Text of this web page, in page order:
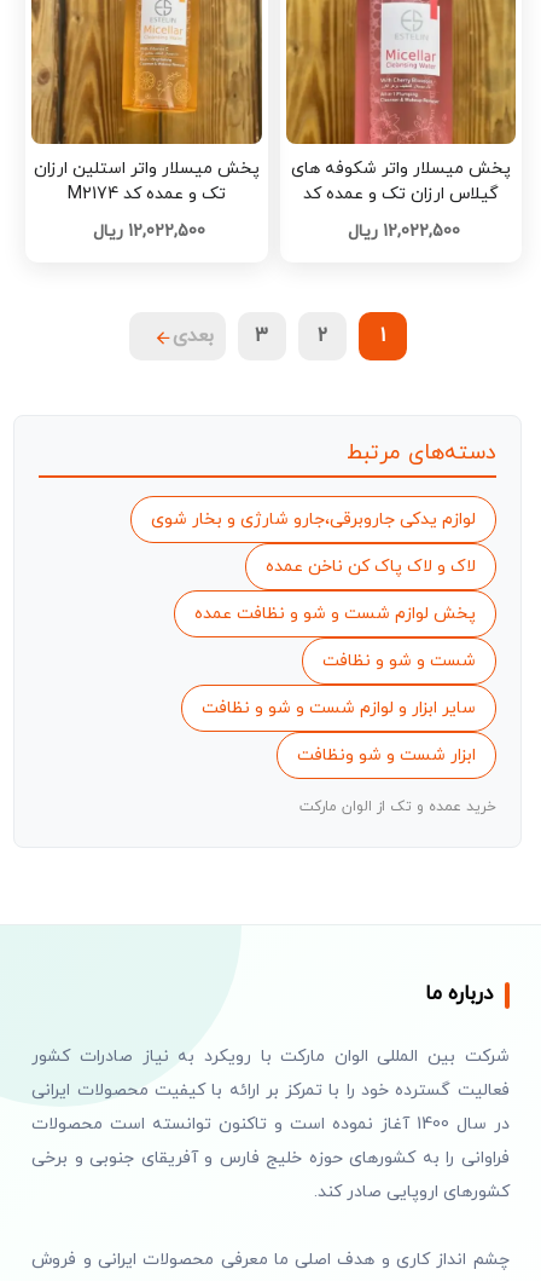
پخش میسلار واتر شکوفه های
گیلاس ارزان تک و عمده کد
M2176
12,022,500 ریال
پخش میسلار واتر استلین ارزان
تک و عمده کد M2174
12,022,500 ریال
1
2
3 بعدی
دسته‌های مرتبط
لوازم یدکی جاروبرقی،جارو شارژی و بخار شوی
لاک و لاک پاک کن ناخن عمده
پخش لوازم شست و شو و نظافت عمده
شست و شو و نظافت
سایر ابزار و لوازم شست و شو و نظافت
ابزار شست و شو ونظافت
خرید عمده و تک از الوان مارکت
درباره ما
شرکت بین المللی الوان مارکت با رویکرد به نیاز صادرات کشور
فعالیت گسترده خود را با تمرکز بر ارائه با کیفیت محصولات ایرانی
در سال 1400 آغاز نموده است و تاکنون توانسته است محصولات
فراوانی را به کشورهای حوزه خلیج فارس و آفریقای جنوبی و برخی
کشورهای اروپایی صادر کند.
چشم انداز کاری و هدف اصلی ما معرفی محصولات ایرانی و فروش